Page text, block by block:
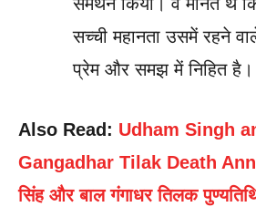
सच्ची महानता उसमें रहने
प्रेम और समझ में निहित है।
Also Read: Udham Singh
Gangadhar Tilak Death
सिंह और बाल गंगाधर तिलक